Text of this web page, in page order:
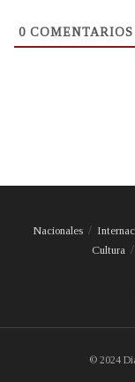
0 COMENTARIOS
Nacionales
Cultura
© 2024